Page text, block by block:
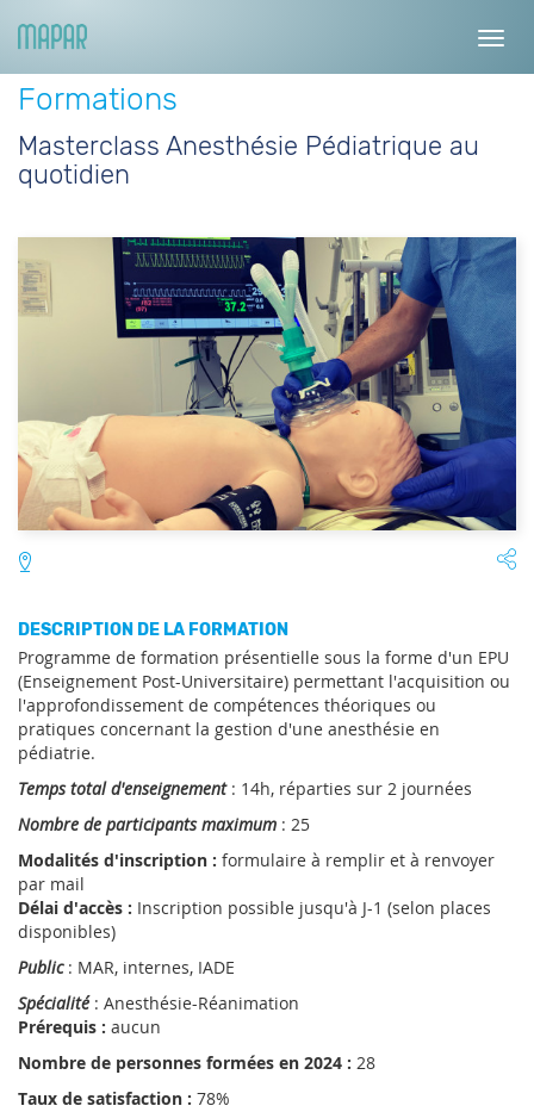
Formations
Masterclass Anesthésie Pédiatrique au
quotidien
DESCRIPTION DE LA FORMATION
Programme de formation présentielle sous la forme d'un EPU
(Enseignement Post-Universitaire) permettant l'acquisition ou
l'approfondissement de compétences théoriques ou
pratiques concernant la gestion d'une anesthésie en
pédiatrie.
Temps total d'enseignement: 14h, réparties sur 2 journées
Nombre de participants maximum : 25
Modalités d'inscription : formulaire à remplir et à renvoyer
par mail
Délai d'accès : Inscription possible jusqu'à J-1 (selon places
disponibles)
Public: MAR, internes, IADE
Spécialité: Anesthésie-Réanimation
Prérequis : aucun
Nombre de personnes formées en 2024 : 28
Taux de satisfaction : 78%